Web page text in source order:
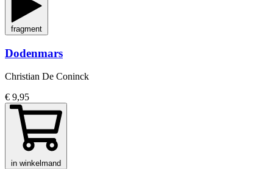
fragment
Dodenmars
Christian De Coninck
€ 9,95
in winkelmand